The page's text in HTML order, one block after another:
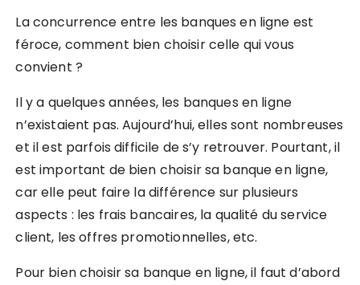
La concurrence entre les banques en ligne est
féroce, comment bien choisir celle qui vous
convient ?
Il y a quelques années, les banques en ligne
n’existaient pas. Aujourd’hui, elles sont nombreuses
et il est parfois difficile de s’y retrouver. Pourtant, il
est important de bien choisir sa banque en ligne,
car elle peut faire la différence sur plusieurs
aspects : les frais bancaires, la qualité du service
client, les offres promotionnelles, etc.
Pour bien choisir sa banque en ligne, il faut d’abord